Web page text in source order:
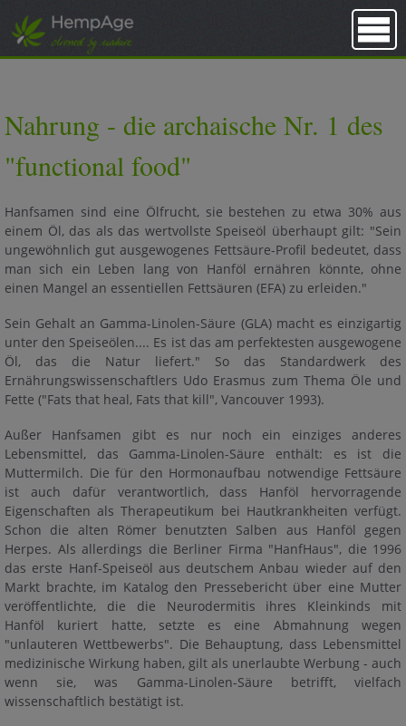
VISION
ÖKOLOGIE
KOMPETENZ
GESCHICHTE
SOZIALES
ALLGEMEINES
MODE AUS HANF
NEUHEITEN
SHOWS
KATALOG
LOOKBOOKS
LOOKBOOK YOGA
DOWNLOADS
KATALOGE
LOOKBOOKS
HANFINFO
Nahrung - die archaische Nr. 1 des
"functional food"
Hanfsamen sind eine Ölfrucht, sie bestehen zu etwa 30% aus
einem Öl, das als das wertvollste Speiseöl überhaupt gilt: "Sein
ungewöhnlich gut ausgewogenes Fettsäure-Profil bedeutet, dass
man sich ein Leben lang von Hanföl ernähren könnte, ohne
einen Mangel an essentiellen Fettsäuren (EFA) zu erleiden."
Sein Gehalt an Gamma-Linolen-Säure (GLA) macht es einzigartig
unter den Speiseölen.... Es ist das am perfektesten ausgewogene
Öl, das die Natur liefert." So das Standardwerk des
Ernährungswissenschaftlers Udo Erasmus zum Thema Öle und
Fette ("Fats that heal, Fats that kill", Vancouver 1993).
Außer Hanfsamen gibt es nur noch ein einziges anderes
Lebensmittel, das Gamma-Linolen-Säure enthält: es ist die
Muttermilch. Die für den Hormonaufbau notwendige Fettsäure
ist auch dafür verantwortlich, dass Hanföl hervorragende
Eigenschaften als Therapeutikum bei Hautkrankheiten verfügt.
Schon die alten Römer benutzten Salben aus Hanföl gegen
Herpes. Als allerdings die Berliner Firma "HanfHaus", die 1996
das erste Hanf-Speiseöl aus deutschem Anbau wieder auf den
Markt brachte, im Katalog den Pressebericht über eine Mutter
veröffentlichte, die die Neurodermitis ihres Kleinkinds mit
Hanföl kuriert hatte, setzte es eine Abmahnung wegen
"unlauteren Wettbewerbs". Die Behauptung, dass Lebensmittel
medizinische Wirkung haben, gilt als unerlaubte Werbung - auch
wenn sie, was Gamma-Linolen-Säure betrifft, vielfach
wissenschaftlich bestätigt ist.